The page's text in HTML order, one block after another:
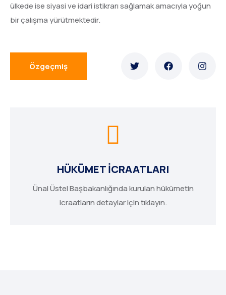
ülkede ise siyasi ve idari istikrarı sağlamak amacıyla yoğun
bir çalışma yürütmektedir.
Özgeçmiş
HÜKÜMET İCRAATLARI
Ünal Üstel Başbakanlığında kurulan hükümetin
icraatların detaylar için tıklayın.